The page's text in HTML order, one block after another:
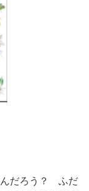
んだろう？ ふだ